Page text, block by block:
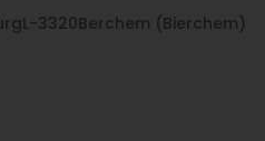
L-3320Berchem (Bierchem)